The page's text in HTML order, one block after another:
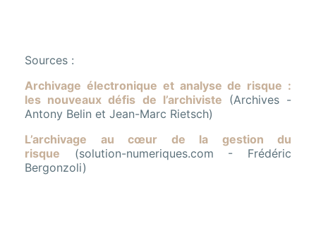
Sources :
Archivage électronique et analyse de risque :
les nouveaux défis de l’archiviste (Archives -
Antony Belin et Jean-Marc Rietsch)
L’archivage au cœur de la gestion du
risque (solution-numeriques.com - Frédéric
Bergonzoli)